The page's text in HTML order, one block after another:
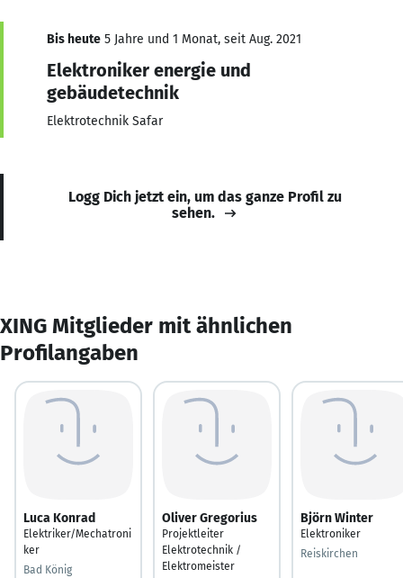
Bis heute 5 Jahre und 1 Monat, seit Aug. 2021
Elektroniker energie und
gebäudetechnik
Elektrotechnik Safar
Logg Dich jetzt ein, um das ganze Profil zu
sehen.
XING Mitglieder mit ähnlichen
Profilangaben
Luca Konrad
Elektriker/Mechatroni
ker
Bad König
Oliver Gregorius
Projektleiter
Elektrotechnik /
Elektromeister
Björn Winter
Elektroniker
Reiskirchen